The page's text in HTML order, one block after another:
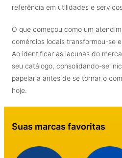
referência em utilidades e
O que começou como um
comércios locais transformou-se
Ao identificar as lacunas do
seu catálogo, consolidando-se
papelaria antes de se tornar o
hoje.
Suas marcas favoritas